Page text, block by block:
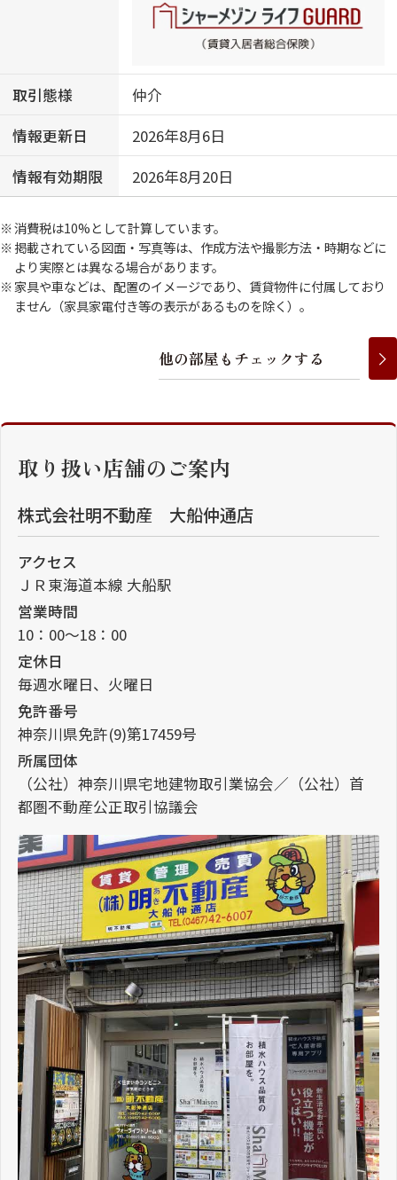
取引態様
仲介
情報更新日
2026年8月6日
情報有効期限
2026年8月20日
消費税は10%として計算しています。
掲載されている図面・写真等は、作成方法や撮影方法・時期などに
より実際とは異なる場合があります。
家具や車などは、配置のイメージであり、賃貸物件に付属しており
ません（家具家電付き等の表示があるものを除く）。
他の部屋 も チェ ッ クする
取り扱い店舗のご案内
株式会社明不動産 大船仲通店
アクセス
ＪＲ東海道本線 大船駅
営業時間
10：00～18：00
定休日
毎週水曜日、火曜日
免許番号
神奈川県免許(9)第17459号
所属団体
（公社）神奈川県宅地建物取引業協会／（公社）首
都圏不動産公正取引協議会